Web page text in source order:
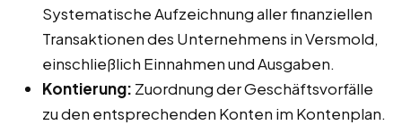
Systematische Aufzeichnung aller finanziellen
Transaktionen des Unternehmens in Versmold,
einschließlich Einnahmen und Ausgaben.
Kontierung: Zuordnung der Geschäftsvorfälle
zu den entsprechenden Konten im Kontenplan.